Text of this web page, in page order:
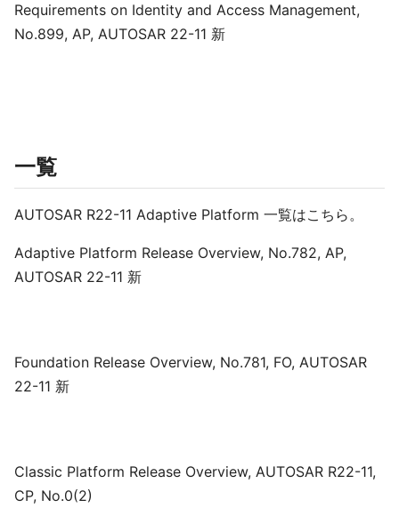
Requirements on Identity and Access Management,
No.899, AP, AUTOSAR 22-11 新
一覧
AUTOSAR R22-11 Adaptive Platform 一覧はこちら。
Adaptive Platform Release Overview, No.782, AP,
AUTOSAR 22-11 新
Foundation Release Overview, No.781, FO, AUTOSAR
22-11 新
Classic Platform Release Overview, AUTOSAR R22-11,
CP, No.0(2)